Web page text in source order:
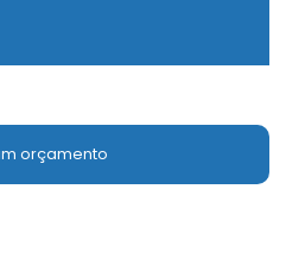
orçamento